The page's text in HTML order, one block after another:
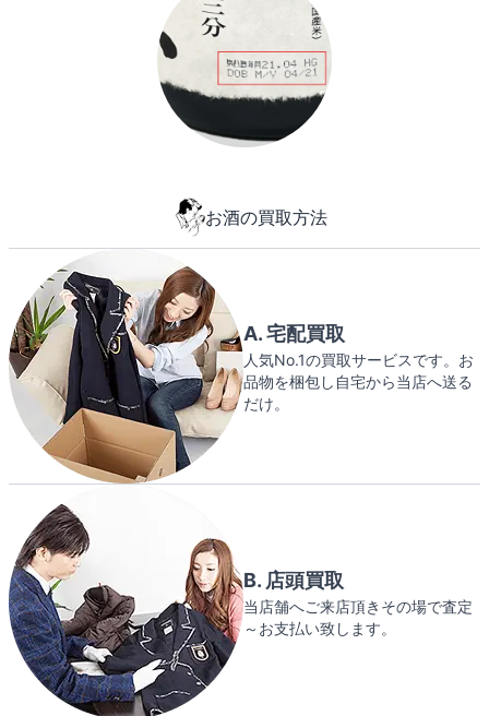
お酒の買取方法
A. 宅配買取
人気No.1の買取サービスです。お
品物を梱包し自宅から当店へ送る
だけ。
B. 店頭買取
当店舗へご来店頂きその場で査定
～お支払い致します。